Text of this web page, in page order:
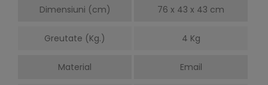
Dimensiuni (cm) 76 x 43 x 43 cm
Greutate (Kg.) 4 Kg
Material Email